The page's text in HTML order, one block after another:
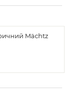
Mächtz